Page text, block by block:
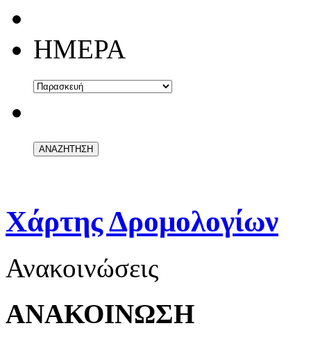
ΗΜΕΡΑ
Χάρτης Δρομολογίων
Ανακοινώσεις
ΑΝΑΚΟΙΝΩΣΗ